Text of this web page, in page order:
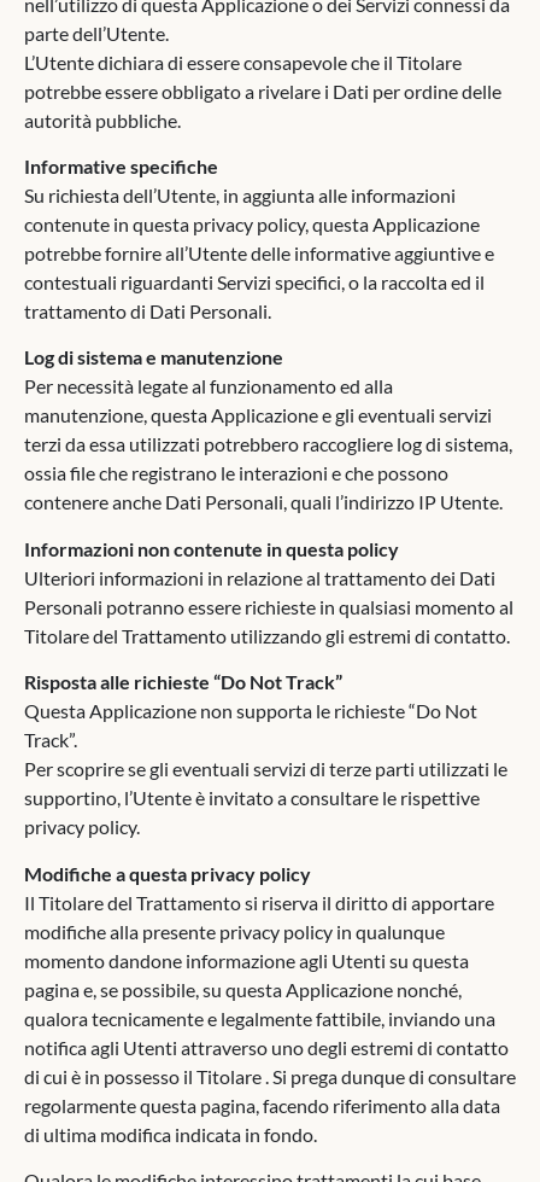
parte dell’Utente.
L’Utente dichiara di essere consapevole che il Titolare
potrebbe essere obbligato a rivelare i Dati per ordine delle
autorità pubbliche.
Informative specifiche
Su richiesta dell’Utente, in aggiunta alle informazioni
contenute in questa privacy policy, questa Applicazione
potrebbe fornire all’Utente delle informative aggiuntive e
contestuali riguardanti Servizi specifici, o la raccolta ed il
trattamento di Dati Personali.
Log di sistema e manutenzione
Per necessità legate al funzionamento ed alla
manutenzione, questa Applicazione e gli eventuali servizi
terzi da essa utilizzati potrebbero raccogliere log di sistema,
ossia file che registrano le interazioni e che possono
contenere anche Dati Personali, quali l’indirizzo IP Utente.
Informazioni non contenute in questa policy
Ulteriori informazioni in relazione al trattamento dei Dati
Personali potranno essere richieste in qualsiasi momento al
Titolare del Trattamento utilizzando gli estremi di contatto.
Risposta alle richieste “Do Not Track”
Questa Applicazione non supporta le richieste “Do Not
Track”.
Per scoprire se gli eventuali servizi di terze parti utilizzati le
supportino, l’Utente è invitato a consultare le rispettive
privacy policy.
Modifiche a questa privacy policy
Il Titolare del Trattamento si riserva il diritto di apportare
modifiche alla presente privacy policy in qualunque
momento dandone informazione agli Utenti su questa
pagina e, se possibile, su questa Applicazione nonché,
qualora tecnicamente e legalmente fattibile, inviando una
notifica agli Utenti attraverso uno degli estremi di contatto
di cui è in possesso il Titolare . Si prega dunque di consultare
regolarmente questa pagina, facendo riferimento alla data
di ultima modifica indicata in fondo.